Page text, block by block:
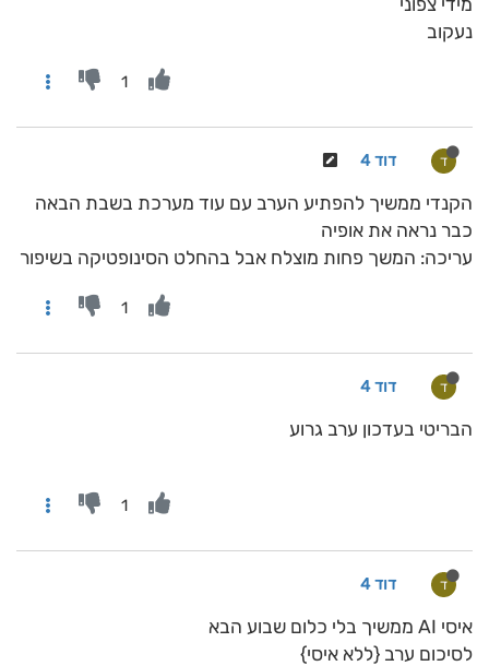
מידי צפוני
נעקוב
1
ד דוד 4
הקנדי ממשיך להפתיע הערב עם עוד מערכת בשבת הבאה
כבר נראה את אופיה
עריכה: המשך פחות מוצלח אבל בהחלט הסינופטיקה בשיפור
1
ד דוד 4
הבריטי בעדכון ערב גרוע
1
ד דוד 4
איסי AI ממשיך בלי כלום שבוע הבא
לסיכום ערב {ללא איסי}